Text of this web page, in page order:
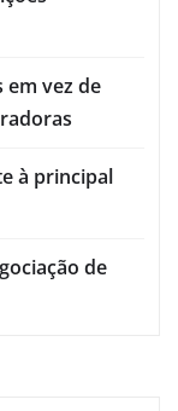
em vez de
à principal
de